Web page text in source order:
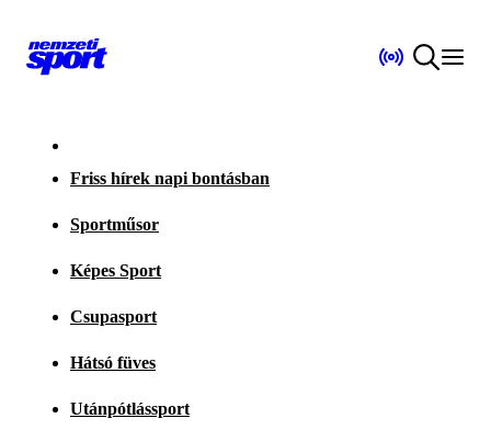
Friss hírek napi bontásban
Sportműsor
Képes Sport
Csupasport
Hátsó füves
Utánpótlássport